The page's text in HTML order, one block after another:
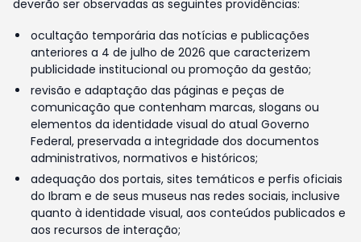
deverão ser observadas as seguintes providências:
ocultação temporária das notícias e publicações
anteriores a 4 de julho de 2026 que caracterizem
publicidade institucional ou promoção da gestão;
revisão e adaptação das páginas e peças de
comunicação que contenham marcas, slogans ou
elementos da identidade visual do atual Governo
Federal, preservada a integridade dos documentos
administrativos, normativos e históricos;
adequação dos portais, sites temáticos e perfis oficiais
do Ibram e de seus museus nas redes sociais, inclusive
quanto à identidade visual, aos conteúdos publicados e
aos recursos de interação;